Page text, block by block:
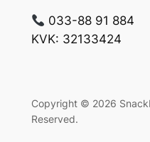
033-88 91 884
KVK: 32133424
Copyright © 2026
Reserved.